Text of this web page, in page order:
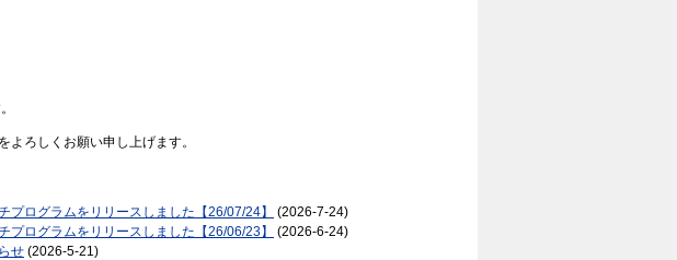
ろしくお願い申し上げます。
ログラムをリリースしました【26/07/24】
(2026-7-24)
ログラムをリリースしました【26/06/23】
(2026-6-24)
せ (2026-5-21)